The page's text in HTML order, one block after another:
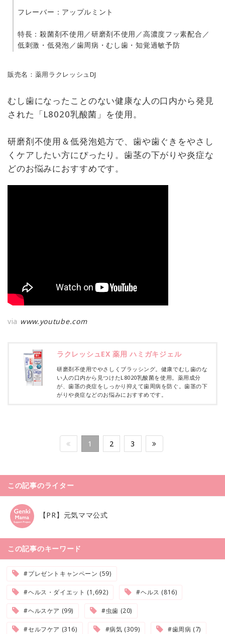
フレーバー：アップルミント
特長：殺菌剤不使用／研磨剤不使用／高濃度フッ素配合／
低刺激・低発泡／歯周病・むし歯・知覚過敏予防
販売名：薬用ラクレッシュDJ
むし歯になったことのない健康な人の口内から発見
された「L8020乳酸菌」を使用。
研磨剤不使用＆低発泡処方で、歯や歯ぐきをやさし
くケアしたい方にぴったり。歯茎の下がりや炎症な
どのお悩みにおすすめです。
via www.youtube.com
ラクレッシュEX 薬用 ハミガキジェル
研磨剤不使用でやさしくブラッシング。健康でむし歯のな
い人の口内から見つけたL8020乳酸菌を使用。薬用成分
が、歯茎の炎症をしっかり抑えて歯周病を防ぐ。歯茎の下
がりや炎症などのお悩みにおすすめです。
1 2 3
この記事のライター
【PR】元気ママ公式
この記事のキーワード
#プレゼントキャンペーン (59)
#ヘルス・ダイエット (1,692) #ヘルス (816)
#ヘルスケア (99) #虫歯 (20)
#セルフケア (316) #病気 (309) #歯周病 (7)